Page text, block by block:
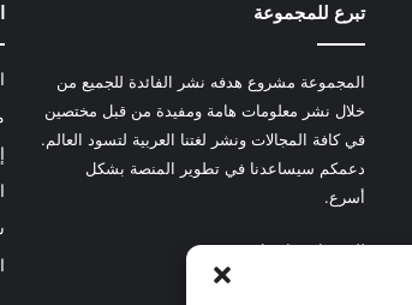
تبرع للمجموعة
المجموعة مشروع هدفه نشر الفائدة للجميع من
خلال نشر معلومات هامة ومفيدة من قبل مختصين
في كافة المجالات ونشر لغتنا العربية لتسود العالم.
دعمكم سيساعدنا في تطوير المنصة بشكل
أسرع.
للتبرعاضغط هنا